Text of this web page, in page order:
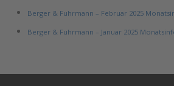
Berger & Fuhrmann – Februar 2025
Berger & Fuhrmann – Januar 2025